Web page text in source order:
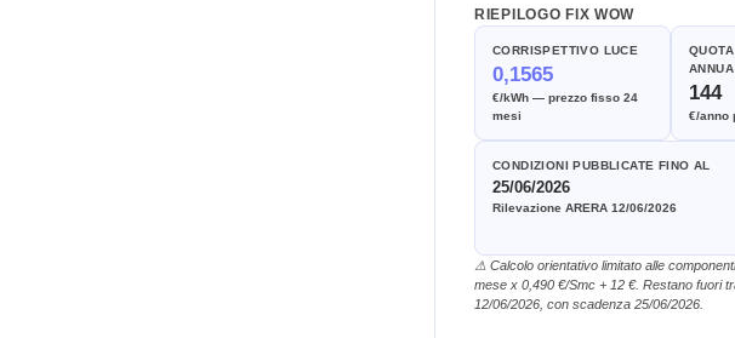
RIEPILOGO FIX WOW
CORRISPETTIVO LUCE
0,1565
€/kWh — prezzo fisso 24
mesi
ANNUA
144
€/anno
CONDIZIONI PUBBLICATE FINO AL
25/06/2026
Rilevazione ARERA 12/06/2026
⚠ Calcolo orientativo limitato alle
mese x 0,490 €/Smc + 12 €. Restano fuori
12/06/2026, con scadenza 25/06/2026.